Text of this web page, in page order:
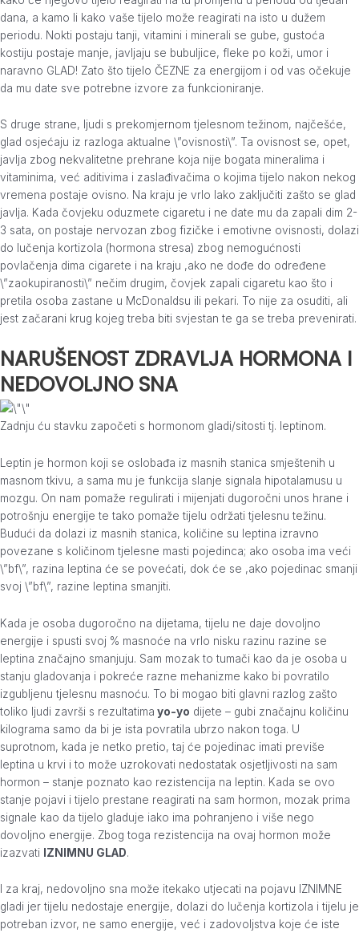
dana, a kamo li kako vaše tijelo može reagirati na isto u dužem
periodu. Nokti postaju tanji, vitamini i minerali se gube, gustoća
kostiju postaje manje, javljaju se bubuljice, fleke po koži, umor i
naravno GLAD! Zato što tijelo ČEZNE za energijom i od vas očekuje
da mu date sve potrebne izvore za funkcioniranje.
S druge strane, ljudi s prekomjernom tjelesnom težinom, najčešće,
glad osjećaju iz razloga aktualne \”ovisnosti\”. Ta ovisnost se, opet,
javlja zbog nekvalitetne prehrane koja nije bogata mineralima i
vitaminima, već aditivima i zaslađivačima o kojima tijelo nakon nekog
vremena postaje ovisno. Na kraju je vrlo lako zaključiti zašto se glad
javlja. Kada čovjeku oduzmete cigaretu i ne date mu da zapali dim 2-
3 sata, on postaje nervozan zbog fizičke i emotivne ovisnosti, dolazi
do lučenja kortizola (hormona stresa) zbog nemogućnosti
povlačenja dima cigarete i na kraju ,ako ne dođe do određene
\”zaokupiranosti\” nečim drugim, čovjek zapali cigaretu kao što i
pretila osoba zastane u McDonaldsu ili pekari. To nije za osuditi, ali
jest začarani krug kojeg treba biti svjestan te ga se treba prevenirati.
NARUŠENOST ZDRAVLJA HORMONA I
NEDOVOLJNO SNA
Zadnju ću stavku započeti s hormonom gladi/sitosti tj. leptinom.
Leptin je hormon koji se oslobađa iz masnih stanica smještenih u
masnom tkivu, a sama mu je funkcija slanje signala hipotalamusu u
mozgu. On nam pomaže regulirati i mijenjati dugoročni unos hrane i
potrošnju energije te tako pomaže tijelu održati tjelesnu težinu.
Budući da dolazi iz masnih stanica, količine su leptina izravno
povezane s količinom tjelesne masti pojedinca; ako osoba ima veći
\”bf\”, razina leptina će se povećati, dok će se ,ako pojedinac smanji
svoj \”bf\”, razine leptina smanjiti.
Kada je osoba dugoročno na dijetama, tijelu ne daje dovoljno
energije i spusti svoj % masnoće na vrlo nisku razinu razine se
leptina značajno smanjuju. Sam mozak to tumači kao da je osoba u
stanju gladovanja i pokreće razne mehanizme kako bi povratilo
izgubljenu tjelesnu masnoću. To bi mogao biti glavni razlog zašto
toliko ljudi završi s rezultatima yo-yo dijete – gubi značajnu količinu
kilograma samo da bi je ista povratila ubrzo nakon toga. U
suprotnom, kada je netko pretio, taj će pojedinac imati previše
leptina u krvi i to može uzrokovati nedostatak osjetljivosti na sam
hormon – stanje poznato kao rezistencija na leptin. Kada se ovo
stanje pojavi i tijelo prestane reagirati na sam hormon, mozak prima
signale kao da tijelo gladuje iako ima pohranjeno i više nego
dovoljno energije. Zbog toga rezistencija na ovaj hormon može
izazvati IZNIMNU GLAD.
I za kraj, nedovoljno sna može itekako utjecati na pojavu IZNIMNE
gladi jer tijelu nedostaje energije, dolazi do lučenja kortizola i tijelu je
potreban izvor, ne samo energije, već i zadovoljstva koje će iste